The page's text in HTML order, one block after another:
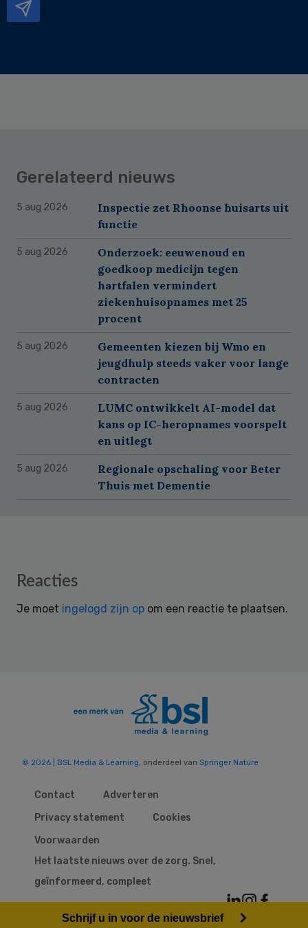
Gerelateerd nieuws
5 aug 2026
Inspectie zet Rhoonse huisarts uit
functie
5 aug 2026
Onderzoek: eeuwenoud en
goedkoop medicijn tegen
hartfalen vermindert
ziekenhuisopnames met 25
procent
5 aug 2026
Gemeenten kiezen bij Wmo en
jeugdhulp steeds vaker voor lange
contracten
5 aug 2026
LUMC ontwikkelt AI-model dat
kans op IC-heropnames voorspelt
en uitlegt
5 aug 2026
Regionale opschaling voor Beter
Thuis met Dementie
Reader
Reacties
Je moet ingelogd zijn op om een reactie te plaatsen.
© 2026 | BSL Media & Learning , onderdeel van Springer Nature
Contact
Adverteren
Privacy statement
Cookies
Voorwaarden
Het laatste nieuws over de zorg. Snel,
geïnformeerd, compleet
Schrijf u in voor de nieuwsbrief